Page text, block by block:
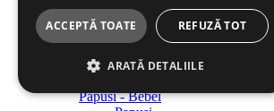
Diverse
Diverse
Jucarii fete
Papusi - Bebei
ACCEPTĂ TOATE REFUZĂ TOT
ARATĂ DETALIILE